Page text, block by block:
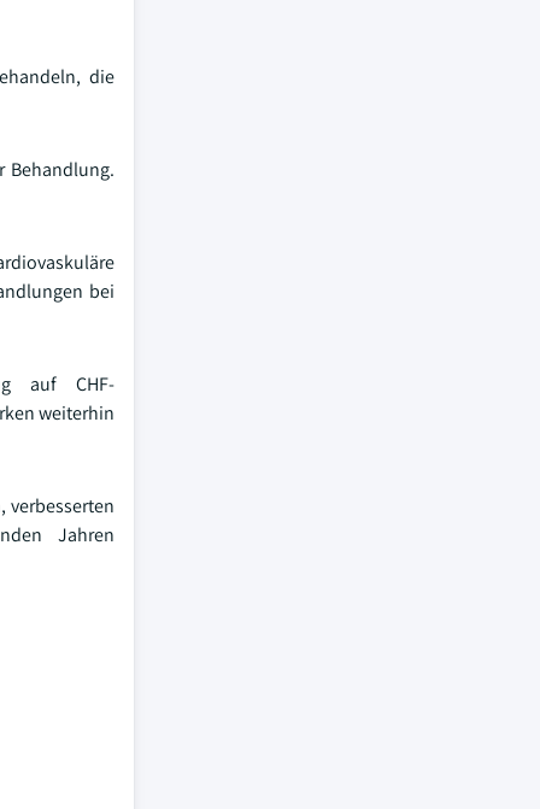
die
Behandlung.
bei
auf CHF-
weiterhin
verbesserten
Jahren